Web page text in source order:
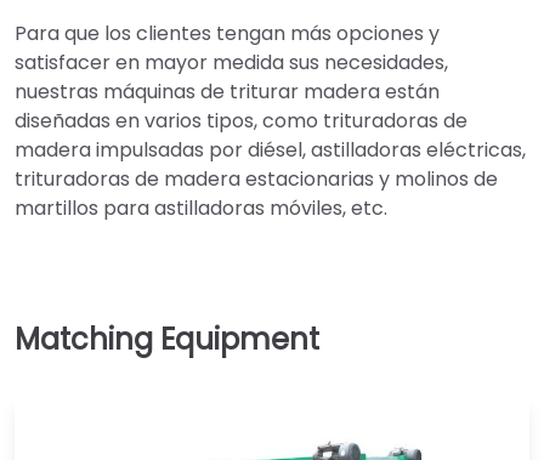
Para que los clientes tengan más opciones y
satisfacer en mayor medida sus necesidades,
nuestras máquinas de triturar madera están
diseñadas en varios tipos, como trituradoras de
madera impulsadas por diésel, astilladoras eléctricas,
trituradoras de madera estacionarias y molinos de
martillos para astilladoras móviles, etc.